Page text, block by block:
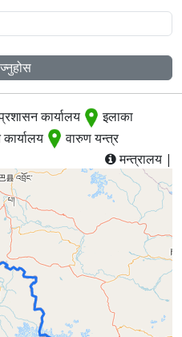
कार्यालय
इलाका
वारुण यन्त्र
मन्त्रालय |